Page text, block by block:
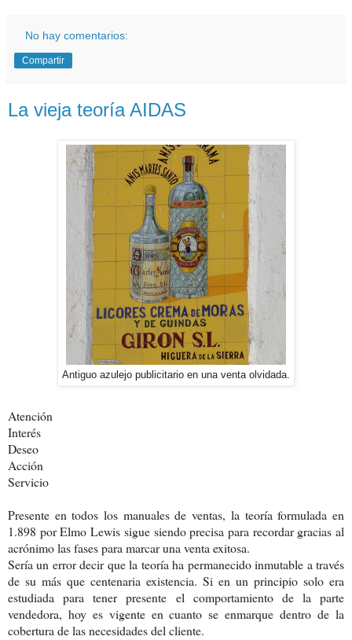
No hay comentarios:
Compartir
La vieja teoría AIDAS
Antiguo azulejo publicitario en una venta olvidada.
Atención
Interés
Deseo
Acción
Servicio
Presente en todos los manuales de ventas, la teoría formulada en
1.898 por Elmo Lewis sigue siendo precisa para recordar gracias al
acrónimo las fases para marcar una venta exitosa.
Sería un error decir que la teoría ha permanecido inmutable a través
de su más que centenaria existencia. Si en un principio solo era
estudiada para tener presente el comportamiento de la parte
vendedora, hoy es vigente en cuanto se enmarque dentro de la
cobertura de las necesidades del cliente.